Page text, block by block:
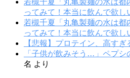
ってみて！本当に飲んで欲し
若槻千夏「丸亀製麺の水は
ってみて！本当に飲んで欲し
【悲報】プロテイン、高すぎ
「子供が飲みそう…」ペプシ
名 より